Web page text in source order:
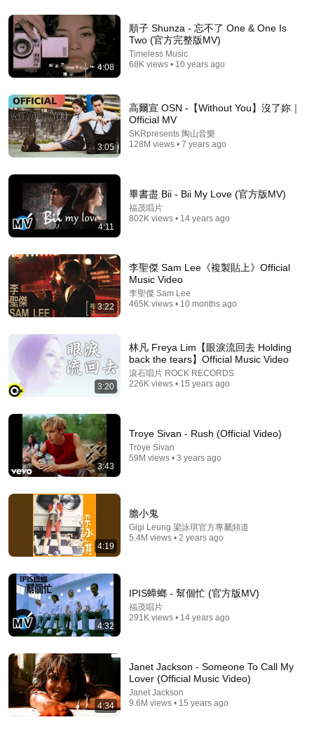
4:21
[뉴웨이브상] 방대동 (方大同) - Flavor
MTN 머니투데이방송 141K views
The Day You Stop Romanticizing People — Carl
Jung
Jung Thoughts • 1.5M views
【第2期】方大同超神奇变音难倒张宇 小刚周传雄曝
《黄昏》创作历程《异口同声》20180224【浙江卫视
官方HD】
中国浙江卫视官方频道 Zhejiang STV Official Channel - 欢迎订
阅 - • 1.1M views
4:08
順子 Shunza - 忘不了 One & One Is
Two (官方完整版MV)
Timeless Music
68K views • 10 years ago
3:05
高爾宣 OSN -【Without You】沒了妳｜
Official MV
SKRpresents 陶山音樂
128M views • 7 years ago
4:11
畢書盡 Bii - Bii My Love (官方版MV)
福茂唱片
802K views • 14 years ago
3:22
李聖傑 Sam Lee《複製貼上》Official
Music Video
李聖傑 Sam Lee
465K views • 10 months ago
3:20
林凡 Freya Lim【眼淚流回去 Holding
back the tears】Official Music Video
滾石唱片 ROCK RECORDS
226K views • 15 years ago
3:43
Troye Sivan - Rush (Official Video)
Troye Sivan
59M views • 3 years ago
4:19
膽小鬼
Gigi Leung 梁詠琪官方專屬頻道
5.4M views • 2 years ago
4:32
IPIS蟑螂 - 幫個忙 (官方版MV)
福茂唱片
291K views • 14 years ago
4:34
Janet Jackson - Someone To Call My
Lover (Official Music Video)
Janet Jackson
9.6M views • 15 years ago